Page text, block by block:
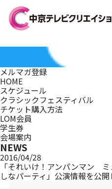
お知らせ
スケジュール
イベントを探す
団体・法人の方へ
メルマガ登録
HOME
スケジュール
クラシックフェスティバル
チケット購入方法
LOM会員
学生券
会場案内
NEWS
2016/04/28
「それいけ！アンパンマン
しなパーティ」公演情報を公開